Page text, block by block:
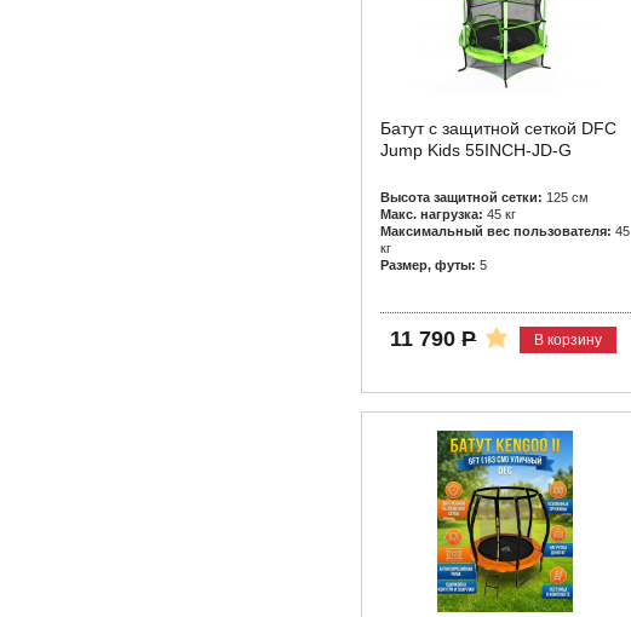
Батут с защитной сеткой DFC
Jump Kids 55INCH-JD-G
Высота защитной сетки: 125 см
Макс. нагрузка: 45 кг
Максимальный вес пользователя: 45
кг
Размер, футы: 5
11 790Р В корзину